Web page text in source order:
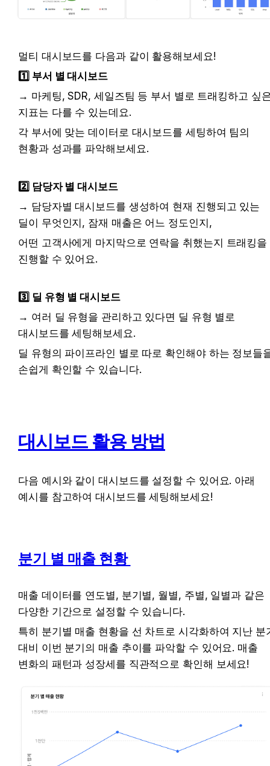
멀티 대시보드를 다음과 같이 활용해보세요!
1️⃣ 부서 별 대시보드
→ 마케팅, SDR, 세일즈팀 등 부서 별로 트래킹하고 싶
지표는 다를 수 있는데요.
각 부서에 맞는 데이터로 대시보드를 세팅하여 팀의
현황과 성과를 파악해보세요.
2️⃣ 담당자 별 대시보드
→ 담당자별 대시보드를 생성하여 현재 진행되고 있는
딜이 무엇인지, 잠재 매출은 어느 정도인지,
어떤 고객사에게 마지막으로 연락을 취했는지 트래킹을
진행할 수 있어요.
3️⃣ 딜 유형 별 대시보드
→ 여러 딜 유형을 관리하고 있다면 딜 유형 별로
대시보드를 세팅해보세요.
딜 유형의 파이프라인 별로 따로 확인해야 하는 정보들
손쉽게 확인할 수 있습니다.
대시보드 활용 방법
다음 예시와 같이 대시보드를 설정할 수 있어요. 아래
예시를 참고하여 대시보드를 세팅해보세요!
분기 별 매출 현황
매출 데이터를 연도별, 분기별, 월별, 주별, 일별과 같은
다양한 기간으로 설정할 수 있습니다.
특히 분기별 매출 현황을 선 차트로 시각화하여 지난 분
대비 이번 분기의 매출 추이를 파악할 수 있어요. 매출
변화의 패턴과 성장세를 직관적으로 확인해 보세요!